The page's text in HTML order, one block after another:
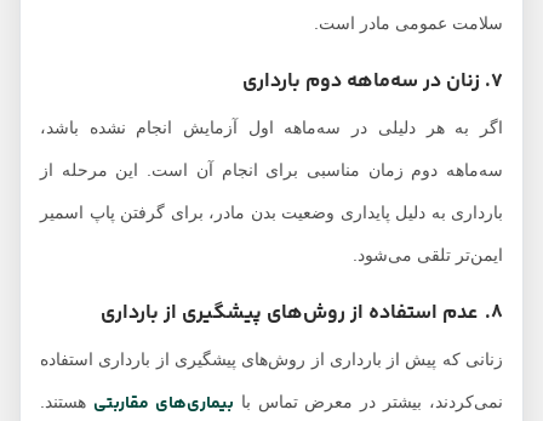
سلامت عمومی مادر است.
اگر به هر دلیلی در سه‌ماهه اول آزمایش انجام نشده باشد،
سه‌ماهه دوم زمان مناسبی برای انجام آن است. این مرحله از
بارداری به دلیل پایداری وضعیت بدن مادر، برای گرفتن پاپ اسمیر
ایمن‌تر تلقی می‌شود.
زنانی که پیش از بارداری از روش‌های پیشگیری از بارداری استفاده
نمی‌کردند، بیشتر در معرض تماس بابیماری‌های مقاربتیهستند.